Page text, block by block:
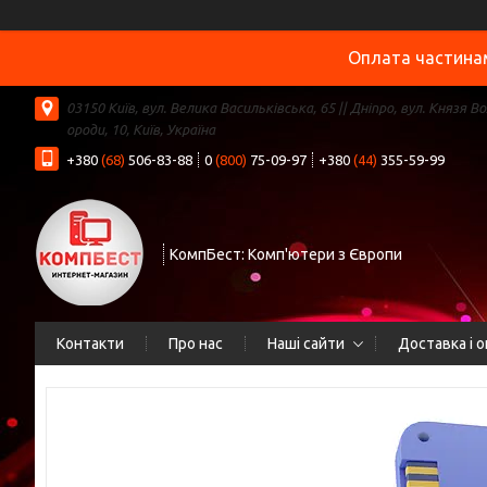
Оплата
03150 Київ, вул. Велика Васильківська, 65 || Дніпро, вул. Князя
ороди, 10, Київ, Україна
+380 (68) 506-83-88 0 (800) 75-09-97 +380 (44) 355-59-99
КомпБест: Комп'ютери з Європи
Контакти Про нас Наші сайти Доставка і